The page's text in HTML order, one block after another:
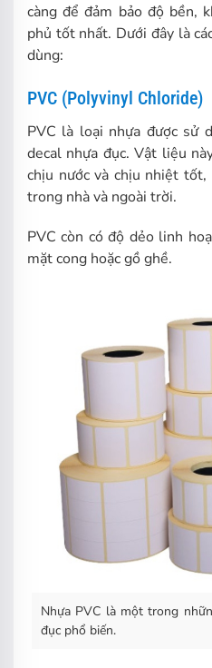
càng để đảm bảo độ bền,
phủ tốt nhất. Dưới đây là
dùng:
PVC (Polyvinyl Chloride)
PVC là loại nhựa được sử
decal nhựa đục. Vật liệu
chịu nước và chịu nhiệt
trong nhà và ngoài trời.
PVC còn có độ dẻo linh
mặt cong hoặc gồ ghề.
Nhựa PVC là một trong
đục phổ biến.